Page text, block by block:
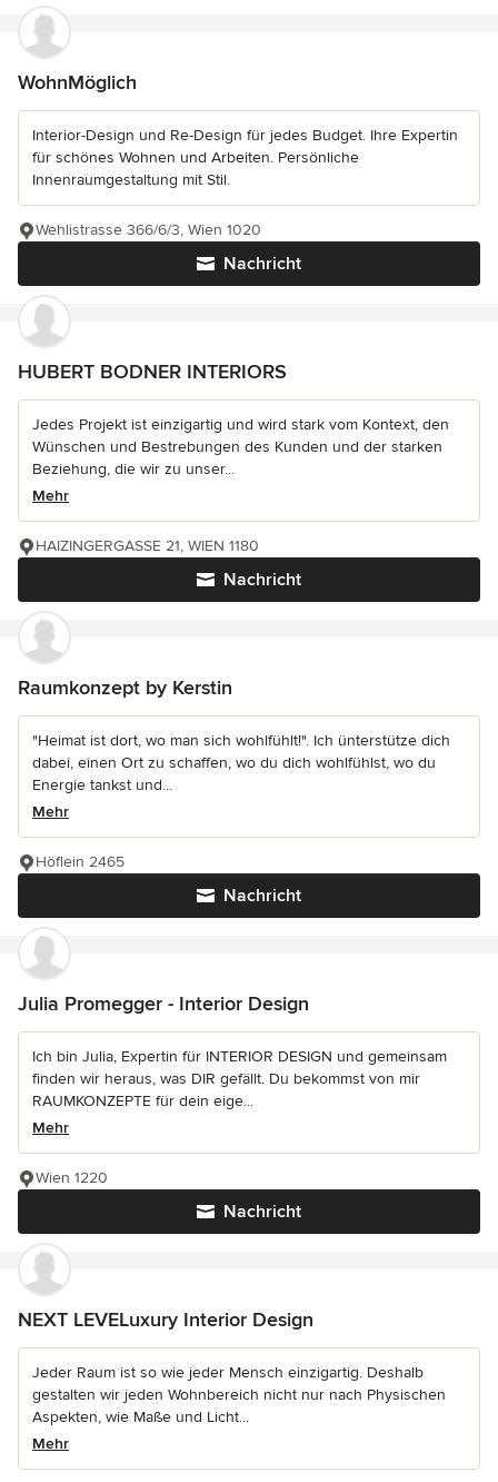
WohnMöglich
Interior-Design und Re-Design für jedes Budget. Ihre Expertin
für schönes Wohnen und Arbeiten. Persönliche
Innenraumgestaltung mit Stil.
Nachricht
Wehlistrasse 366/6/3, Wien 1020
HUBERT BODNER INTERIORS
Jedes Projekt ist einzigartig und wird stark vom Kontext, den
Wünschen und Bestrebungen des Kunden und der starken
Beziehung, die wir zu unser...
Mehr
Nachricht
HAIZINGERGASSE 21, WIEN 1180
Raumkonzept by Kerstin
"Heimat ist dort, wo man sich wohlfühlt!". Ich ünterstütze dich
dabei, einen Ort zu schaffen, wo du dich wohlfühlst, wo du
Energie tankst und...
Mehr
Nachricht
Höflein 2465
Julia Promegger - Interior Design
Ich bin Julia, Expertin für INTERIOR DESIGN und gemeinsam
finden wir heraus, was DIR gefällt. Du bekommst von mir
RAUMKONZEPTE für dein eige...
Mehr
Nachricht
Wien 1220
NEXT LEVELuxury Interior Design
Jeder Raum ist so wie jeder Mensch einzigartig. Deshalb
gestalten wir jeden Wohnbereich nicht nur nach Physischen
Aspekten, wie Maße und Licht...
Mehr